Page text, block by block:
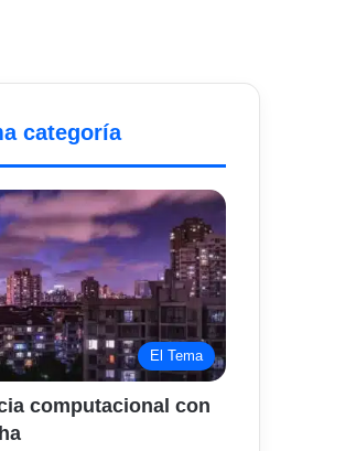
categoría
El Tema
computacional con